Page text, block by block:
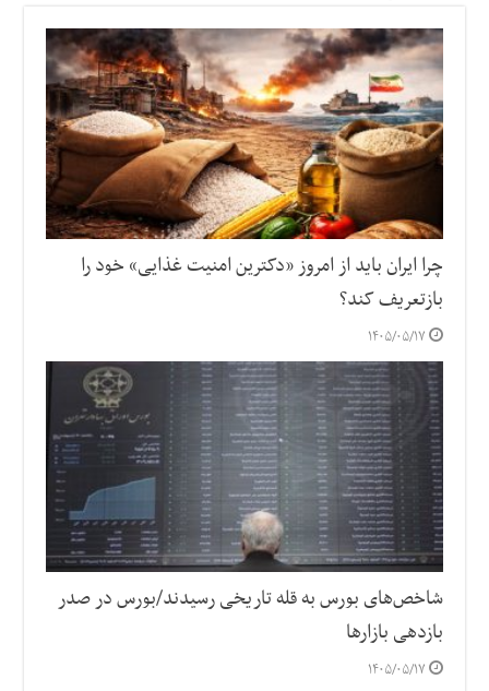
چرا ایران باید از امروز «دکترین امنیت غذایی» خود را
بازتعریف کند؟
۱۴۰۵/۰۵/۱۷
شاخص‌های بورس به قله تاریخی رسیدند/بورس در صدر
بازدهی بازارها
۱۴۰۵/۰۵/۱۷